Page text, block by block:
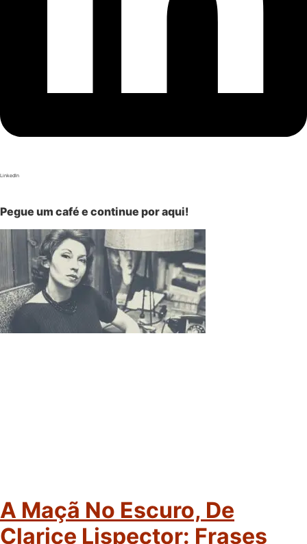
LinkedIn
Pegue um café e continue por aqui!
A Maçã No Escuro, De
Clarice Lispector: Frases